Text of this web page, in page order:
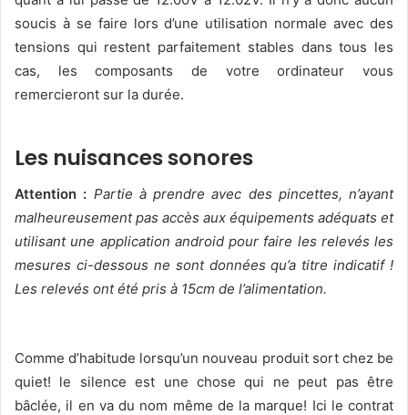
soucis à se faire lors d’une utilisation normale avec des
tensions qui restent parfaitement stables dans tous les
cas, les composants de votre ordinateur vous
remercieront sur la durée.
Les nuisances sonores
Attention : Partie à prendre avec des pincettes, n’ayant
malheureusement pas accès aux équipements adéquats et
utilisant une application android pour faire les relevés les
mesures ci-dessous ne sont données qu’a titre indicatif !
Les relevés ont été pris à 15cm de l’alimentation.
Comme d’habitude lorsqu’un nouveau produit sort chez be
quiet! le silence est une chose qui ne peut pas être
bâclée, il en va du nom même de la marque! Ici le contrat